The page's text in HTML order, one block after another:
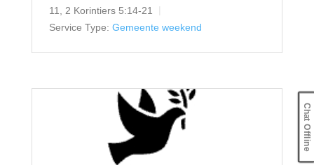
11, 2 Korintiers 5:14-21
Service Type: Gemeente weekend
Chat Offline